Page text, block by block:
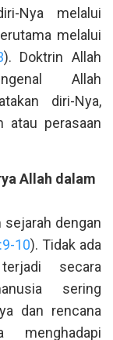
Nya melalui
melalui
). Doktrin Allah
Allah
diri-Nya,
atau perasaan
Allah dalam
sejarah dengan
10). Tidak ada
secara
sering
dan rencana
menghadapi